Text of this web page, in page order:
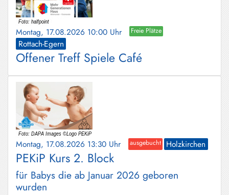
Montag, 17.08.2026 10:00 Uhr Freie Plätze
Rottach-Egern
Offener Treff Spiele Café
Montag, 17.08.2026 13:30 Uhr ausgebucht Holzkirchen
PEKiP Kurs 2. Block
für Babys die ab Januar 2026 geboren
wurden